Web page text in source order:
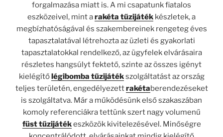
forgalmazása miatt is. A mi csapatunk fiatalos
eszközeivel, mint arakéta tűzijáték készletek, a
megbízhatóságával és szakembereinek rengeteg éves
tapasztalatával létrehozta az üzleti és gyakorlati
tapasztalatokkal rendelkező, az ügyfelek elvárásaira
részletes hangsúlyt fektető, szinte az összes igényt
kielégítőlégibomba tűzijátékszolgáltatást az ország
teljes területén, engedélyezettrakétaberendezéseket
is szolgáltatva. Már a működésünk első szakaszában
komoly referenciákra tettünk szert nagy volumenű
füsttűzijátékeszközök kivitelezésével. Minőségre